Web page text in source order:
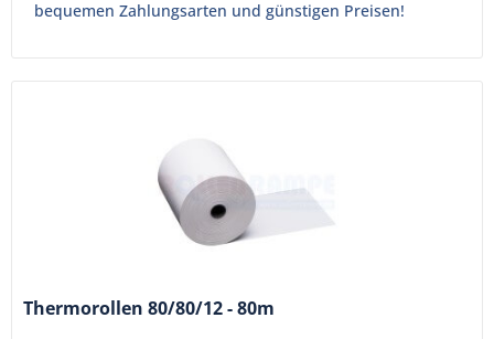
bequemen Zahlungsarten und günstigen Preisen!
Thermorollen 80/80/12 - 80m